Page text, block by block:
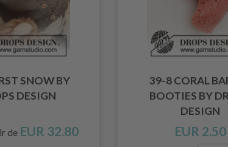
SNOW BY
DESIGN
de EUR 32.80
39-8 CORAL
BOOTIES BY
DESIGN
EUR 2.50